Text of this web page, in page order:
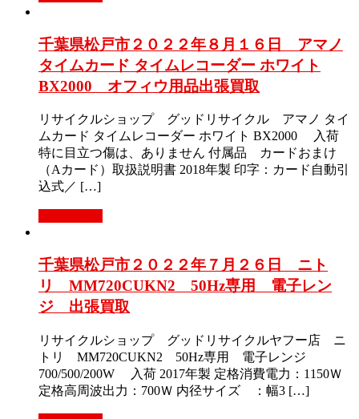
千葉県松戸市２０２２年８月１６日 アマノ
タイムカード タイムレコーダー ホワイト
BX2000 オフィウ用品出張買取
リサイクルショップ グッドリサイクル アマノ タイ
ムカード タイムレコーダー ホワイト BX2000 入荷
特に目立つ傷は、ありません 付属品 カードおまけ
（Aカード）取扱説明書 2018年製 印字：カード自動引
込式／ […]
千葉県松戸市２０２２年７月２６日 ニト
リ MM720CUKN2 50Hz専用 電子レン
ジ 出張買取
リサイクルショップ グッドリサイクルヤフー店 ニ
トリ MM720CUKN2 50Hz専用 電子レンジ
700/500/200W 入荷 2017年製 定格消費電力：1150Ｗ
定格高周波出力：700Ｗ 内径サイズ ：幅3 […]